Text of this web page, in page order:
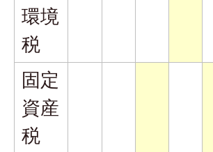
環境
税
固定
資産
税